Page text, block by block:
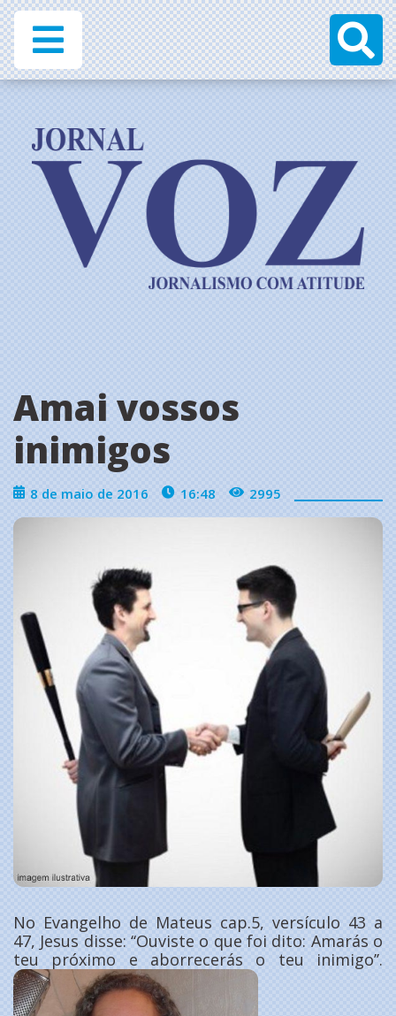
Amai vossos
inimigos
8 de maio de 2016 16:48 2995
No Evangelho de Mateus cap.5, versículo 43 a
47, Jesus disse: ‘‘Ouviste o que foi dito: Amarás o
teu próximo e aborrecerás o teu inimigo’’.